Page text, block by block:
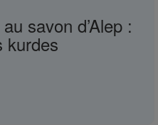
savon d’Alep :
kurdes